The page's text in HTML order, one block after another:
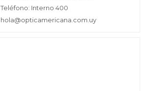
Teléfono: Interno 400
hola@opticamericana.com.uy